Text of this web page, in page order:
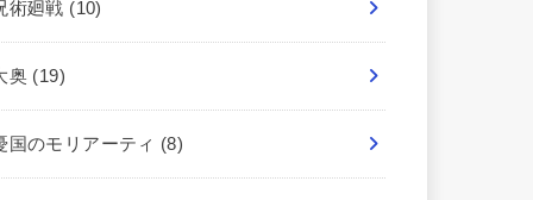
術廻戦 (10)
奥 (19)
国のモリアーティ (8)